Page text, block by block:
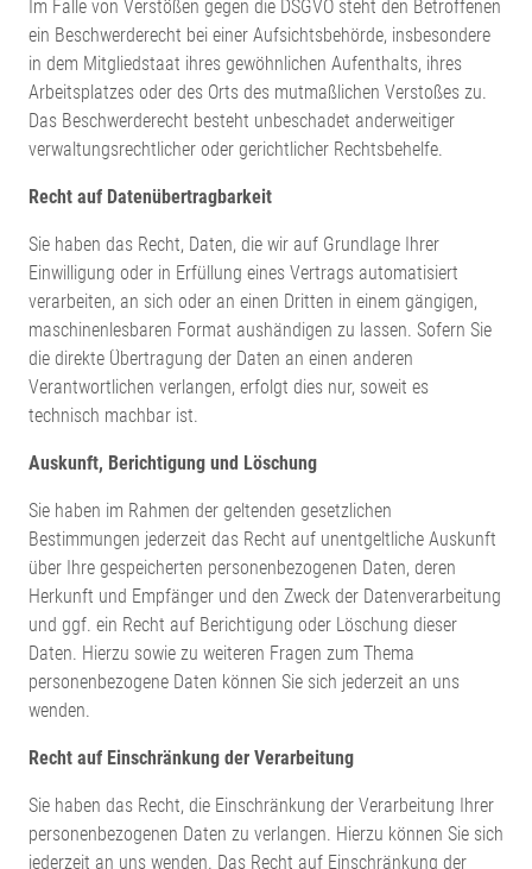
Im Falle von Verstößen gegen die DSGVO steht den Betroffenen
ein Beschwerderecht bei einer Aufsichtsbehörde, insbesondere
in dem Mitgliedstaat ihres gewöhnlichen Aufenthalts, ihres
Arbeitsplatzes oder des Orts des mutmaßlichen Verstoßes zu.
Das Beschwerderecht besteht unbeschadet anderweitiger
verwaltungsrechtlicher oder gerichtlicher Rechtsbehelfe.
Recht auf Daten­übertrag­barkeit
Sie haben das Recht, Daten, die wir auf Grundlage Ihrer
Einwilligung oder in Erfüllung eines Vertrags automatisiert
verarbeiten, an sich oder an einen Dritten in einem gängigen,
maschinenlesbaren Format aushändigen zu lassen. Sofern Sie
die direkte Übertragung der Daten an einen anderen
Verantwortlichen verlangen, erfolgt dies nur, soweit es
technisch machbar ist.
Auskunft, Berichtigung und Löschung
Sie haben im Rahmen der geltenden gesetzlichen
Bestimmungen jederzeit das Recht auf unentgeltliche Auskunft
über Ihre gespeicherten personenbezogenen Daten, deren
Herkunft und Empfänger und den Zweck der Datenverarbeitung
und ggf. ein Recht auf Berichtigung oder Löschung dieser
Daten. Hierzu sowie zu weiteren Fragen zum Thema
personenbezogene Daten können Sie sich jederzeit an uns
wenden.
Recht auf Einschränkung der Verarbeitung
Sie haben das Recht, die Einschränkung der Verarbeitung Ihrer
personenbezogenen Daten zu verlangen. Hierzu können Sie sich
jederzeit an uns wenden. Das Recht auf Einschränkung der